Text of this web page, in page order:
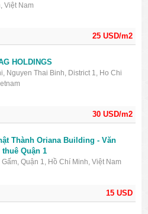
25 USD/m2
Việt Nam
30 USD/m2
HOLDINGS
Nguyen Thai Binh, District 1, Ho Chi
15 USD
Thành Oriana Building - Văn
Quận 1
Gấm, Quận 1, Hồ Chí Minh, Việt Nam